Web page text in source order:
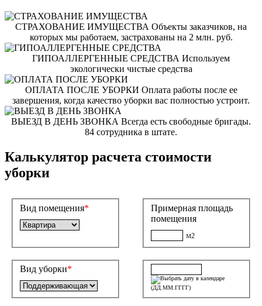
СТРАХОВАНИЕ ИМУЩЕСТВА Объекты заказчиков, на
которых мы работаем, застрахованы на 2 млн. руб.
ГИПОАЛЛЕРГЕННЫЕ СРЕДСТВА Используем
экологически чистые средства
ОПЛАТА ПОСЛЕ УБОРКИ Оплата работы после ее
завершения, когда качество уборки вас полностью устроит.
ВЫЕЗД В ДЕНЬ ЗВОНКА Всегда есть свободные бригады.
84 сотрудника в штате.
Калькулятор расчета стоимости
уборки
Вид помещения*
Примерная площадь
помещения
M2
Вид уборки*
(ДД.ММ.ГГГГ)